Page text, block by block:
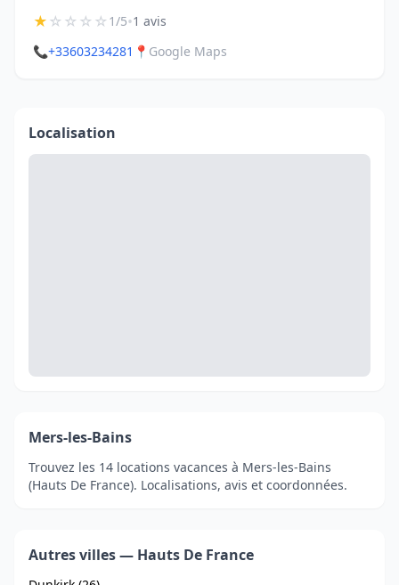
★☆☆☆☆1/5•1 avis
📞+33603234281 📍 Google Maps
Localisation
Mers-les-Bains
Trouvez les 14 locations vacances à Mers-les-Bains
(Hauts De France). Localisations, avis et coordonnées.
Autres villes — Hauts De France